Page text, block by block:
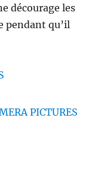
décourage les
pendant qu’il